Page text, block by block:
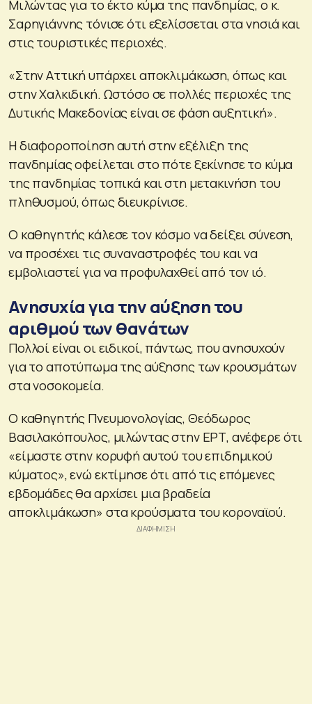
Μιλώντας για το έκτο κύμα της πανδημίας, ο κ.
Σαρηγιάννης τόνισε ότι εξελίσσεται στα νησιά και
στις τουριστικές περιοχές.
«Στην Αττική υπάρχει αποκλιμάκωση, όπως και
στην Χαλκιδική. Ωστόσο σε πολλές περιοχές της
Δυτικής Μακεδονίας είναι σε φάση αυξητική».
Η διαφοροποίηση αυτή στην εξέλιξη της
πανδημίας οφείλεται στο πότε ξεκίνησε το κύμα
της πανδημίας τοπικά και στη μετακινήση του
πληθυσμού, όπως διευκρίνισε.
Ο καθηγητής κάλεσε τον κόσμο να δείξει σύνεση,
να προσέχει τις συναναστροφές του και να
εμβολιαστεί για να προφυλαχθεί από τον ιό.
Ανησυχία για την αύξηση του
αριθμού των θανάτων
Πολλοί είναι οι ειδικοί, πάντως, που ανησυχούν
για το αποτύπωμα της αύξησης των κρουσμάτων
στα νοσοκομεία.
Ο καθηγητής Πνευμονολογίας, Θεόδωρος
Βασιλακόπουλος, μιλώντας στην ΕΡΤ, ανέφερε ότι
«είμαστε στην κορυφή αυτού του επιδημικού
κύματος», ενώ εκτίμησε ότι από τις επόμενες
εβδομάδες θα αρχίσει μια βραδεία
αποκλιμάκωση» στα κρούσματα του κοροναϊού.